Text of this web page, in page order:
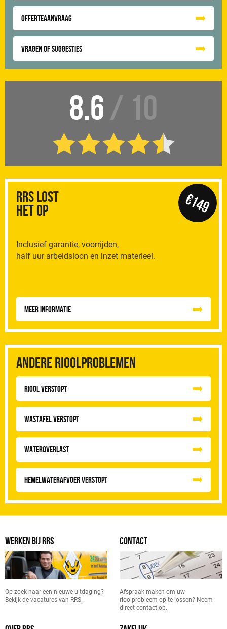
Offerteaanvraag
Vragen of suggesties
8.6 / 10
RRS Lost
het op
Inclusief garantie, voorrijden,
half uur arbeidsloon en inzet materieel.
€149
Meer informatie
Andere rioolproblemen
Riool Verstopt
Wastafel Verstopt
Wateroverlast
Hemelwaterafvoer Verstopt
WERKEN BIJ RRS
Op zoek naar een nieuwe uitdaging?
Bekijk de vacatures van RRS.
CONTACT
Afspraak maken om uw
rioolprobleem op te lossen? Neem
direct contact op.